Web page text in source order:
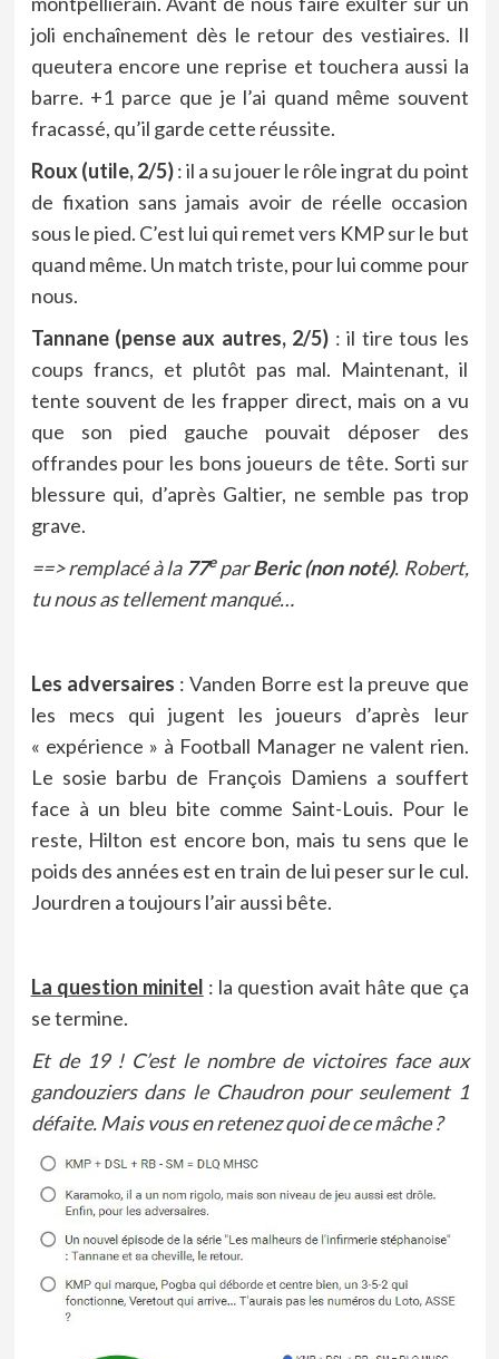
joli enchaînement dès le retour des vestiaires. Il
queutera encore une reprise et touchera aussi la
barre. +1 parce que je l’ai quand même souvent
fracassé, qu’il garde cette réussite.
Roux (utile, 2/5): il a su jouer le rôle ingrat du point
de fixation sans jamais avoir de réelle occasion
sous le pied. C’est lui qui remet vers KMP sur le but
quand même. Un match triste, pour lui comme pour
nous.
Tannane (pense aux autres, 2/5) : il tire tous les
coups francs, et plutôt pas mal. Maintenant, il
tente souvent de les frapper direct, mais on a vu
que son pied gauche pouvait déposer des
offrandes pour les bons joueurs de tête. Sorti sur
blessure qui, d’après Galtier, ne semble pas trop
grave.
==> remplacé à la 77eparBeric (non noté). Robert,
tu nous as tellement manqué…
Les adversaires : Vanden Borre est la preuve que
les mecs qui jugent les joueurs d’après leur
« expérience » à Football Manager ne valent rien.
Le sosie barbu de François Damiens a souffert
face à un bleu bite comme Saint-Louis. Pour le
reste, Hilton est encore bon, mais tu sens que le
poids des années est en train de lui peser sur le cul.
Jourdren a toujours l’air aussi bête.
La question minitel : la question avait hâte que ça
se termine.
Et de 19 ! C’est le nombre de victoires face aux
gandouziers dans le Chaudron pour seulement 1
défaite. Mais vous en retenez quoi de ce mâche ?